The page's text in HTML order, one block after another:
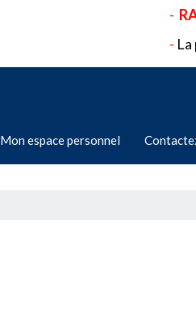
Le
La piscine sera
Mon espace personnel